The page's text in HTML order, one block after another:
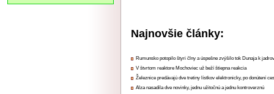
Najnovšie články:
Rumunsko potopilo štyri člny a úspešne zvýšilo tok Dunaja k
V štvrtom reaktore Mochoviec už beží štiepna reakcia
Železnice predávajú dve tretiny lístkov elektronicky, po donútení
Alza nasadila dve novinky, jednu užitočnú a jednu kontroverznú